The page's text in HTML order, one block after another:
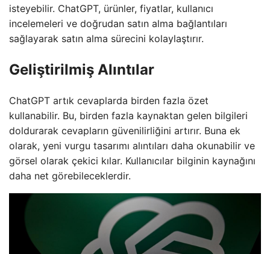
isteyebilir. ChatGPT, ürünler, fiyatlar, kullanıcı
incelemeleri ve doğrudan satın alma bağlantıları
sağlayarak satın alma sürecini kolaylaştırır.
Geliştirilmiş Alıntılar
ChatGPT artık cevaplarda birden fazla özet
kullanabilir. Bu, birden fazla kaynaktan gelen bilgileri
doldurarak cevapların güvenilirliğini artırır. Buna ek
olarak, yeni vurgu tasarımı alıntıları daha okunabilir ve
görsel olarak çekici kılar. Kullanıcılar bilginin kaynağını
daha net görebileceklerdir.